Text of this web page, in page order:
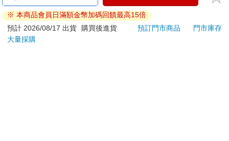
若非上列種類商品，均享有到貨7天的猶豫期（含例假
日）。
辦理退換貨時，商品（組合商品恕無法接受單獨退貨）必須